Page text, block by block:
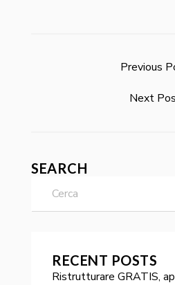
Previous
Next
SEARCH
RECENT POSTS
Ristrutturare GRATIS,